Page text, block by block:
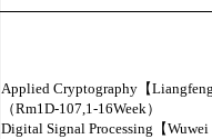
Applied Cryptography【
（Rm1D-107,1-16Week）
Digital Signal Processing【Wuwei